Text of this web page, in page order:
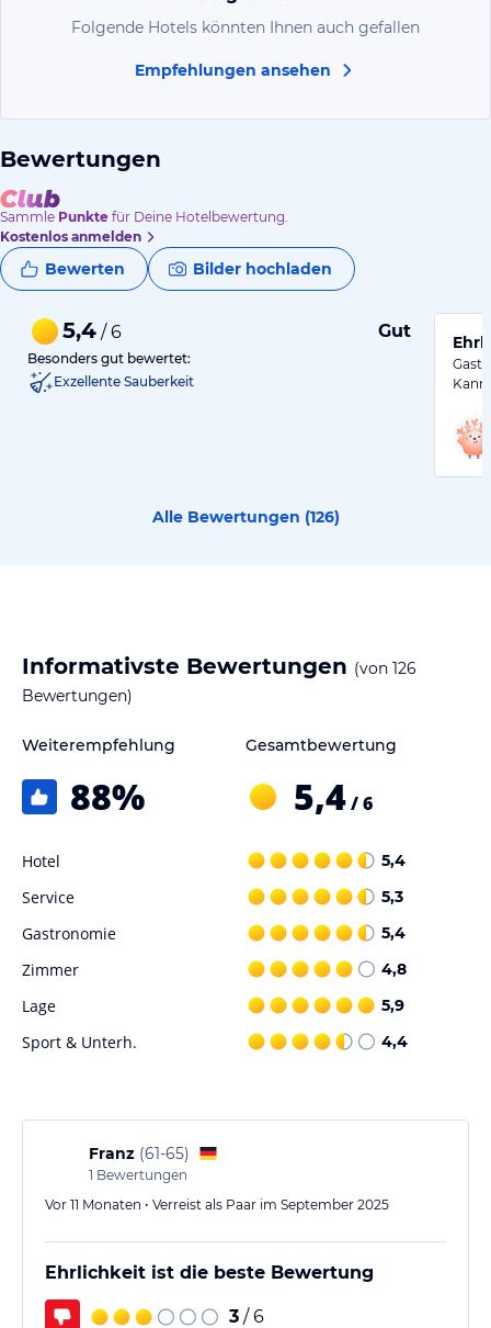
Folgende Hotels könnten Ihnen auch gefallen
Empfehlungen ansehen
Bewertungen
Sammle Punkte für Deine Hotelbewertung.
Kostenlos anmelden
Bewerten Bilder hochladen
5,4 / 6 Gut
Besonders gut bewertet:
Exzellente Sauberkeit
Kann
Alle Bewertungen (126)
Informativste Bewertungen (von 126
Bewertungen)
Weiterempfehlung
88%
Gesamtbewertung
5,4/ 6
Hotel 5,4
Service 5,3
Gastronomie 5,4
Zimmer 4,8
Lage 5,9
Sport & Unterh. 4,4
Franz (61-65)
1 Bewertungen
Vor 11 Monaten • Verreist als Paar im September 2025
Ehrlichkeit ist die beste Bewertung
3 / 6